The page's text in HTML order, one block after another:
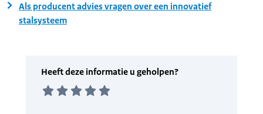
Als producent advies vragen over een innovatief
stalsysteem